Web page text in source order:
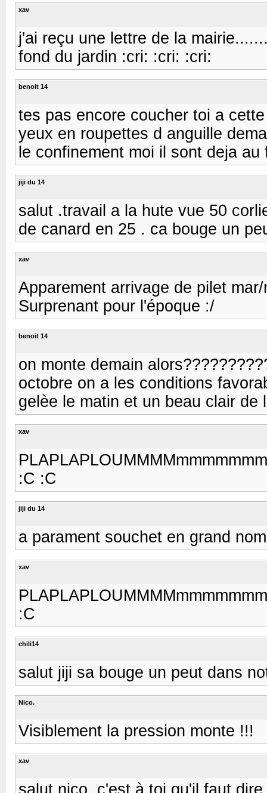
xav
j'ai reçu une lettre de la
fond du jardin :cri: :cri: :cri:
benoit 14
tes pas encore coucher toi a
yeux en roupettes d anguille
le confinement moi il sont deja
jiji du 14
salut .travail a la hute vue 50
de canard en 25 . ca bouge un
xav
Apparement arrivage de pilet
Surprenant pour l'époque :/
benoit 14
on monte demain
octobre on a les conditions
gelèe le matin et un beau clair
xav
:C :C
jiji du 14
a parament souchet en grand
xav
:C
chili14
salut jiji sa bouge un peut dans
Nico.
Visiblement la pression monte !!!
xav
salut nico, c'est à toi qu'il faut